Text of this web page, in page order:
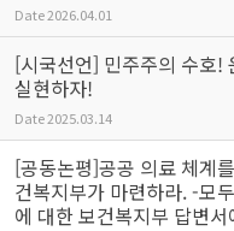
Date2026.04.01
[시국선언] 민주주의 수호!
실현하자!
Date2025.03.14
[공동논평]공공 의료 체계
건복지부가 마련하라. -모
에 대한 보건복지부 답변